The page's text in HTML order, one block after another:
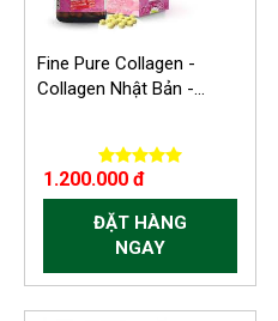
Fine Pure Collagen -
Collagen Nhật Bản -...
1.200.000 đ
ĐẶT HÀNG
NGAY